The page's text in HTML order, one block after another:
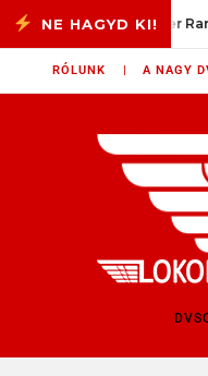
Skip to content
Power
RÓLUNK | A NAGY